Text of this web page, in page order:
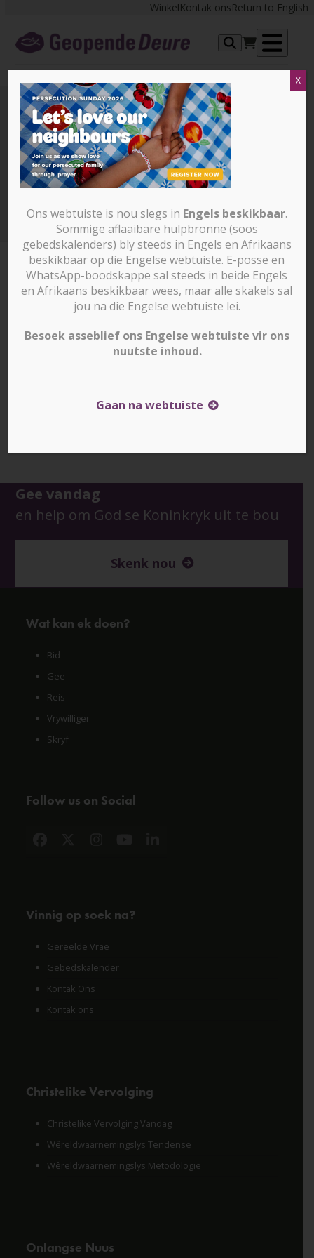
content
WinkelKontak onsReturn to English
Persecution-Sunday-hero-
home-2026-05-15
Tuisblad Persecution-Sunday-hero-home-2026-05-15
Gee vandag
en help om God se Koninkryk uit te bou
Skenk nou
Wat kan ek doen?
Bid
Gee
Reis
Vrywilliger
Skryf
Follow us on Social
Vinnig op soek na?
Gereelde Vrae
Gebedskalender
Kontak Ons
Kontak ons
Christelike Vervolging
Christelike Vervolging Vandag
Wêreldwaarnemingslys Tendense
Wêreldwaarnemingslys Metodologie
Onlangse Nuus
Ons webtuiste is nou slegs in Engels beskikbaar.
Sommige aflaaibare hulpbronne (soos
gebedskalenders) bly steeds in Engels en Afrikaans
beskikbaar op die Engelse webtuiste. E-posse en
WhatsApp-boodskappe sal steeds in beide Engels
en Afrikaans beskikbaar wees, maar alle skakels sal
jou na die Engelse webtuiste lei.
Besoek asseblief ons Engelse webtuiste vir ons
nuutste inhoud.
Gaan na webtuiste
X